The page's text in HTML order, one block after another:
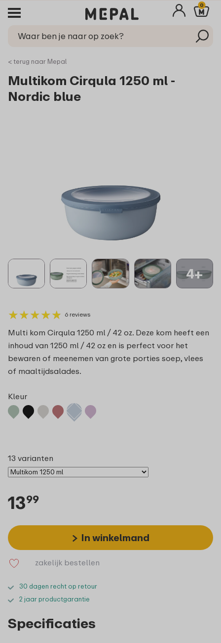
0
< terug naar Mepal
Multikom Cirqula 1250 ml -
Nordic blue
4+
★★★★★
★★★★★ 6 reviews
Multi kom Cirqula 1250 ml / 42 oz. Deze kom heeft een
inhoud van 1250 ml / 42 oz en is perfect voor het
bewaren of meenemen van grote porties soep, vlees
of maaltijdsalades.
Kleur
13 varianten
1399
In winkelmand
zakelijk bestellen
30 dagen recht op retour
2 jaar productgarantie
Specificaties